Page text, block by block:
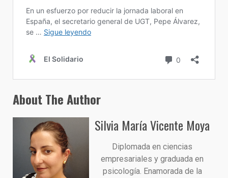
About The Author
Silvia María Vicente Moya
Diplomada en ciencias
empresariales y graduada en
psicología. Enamorada de la